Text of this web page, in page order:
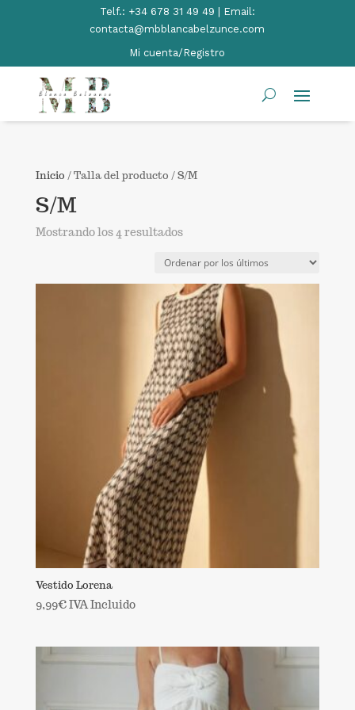
Telf.: +34 678 31 49 49 | Email:
contacta@mbblancabelzunce.com
Mi cuenta/Registro
Inicio / Talla del producto / S/M
S/M
Mostrando los 4 resultadosOrdenado
los
últimos
Vestido Lorena
9,99€IVA Incluido